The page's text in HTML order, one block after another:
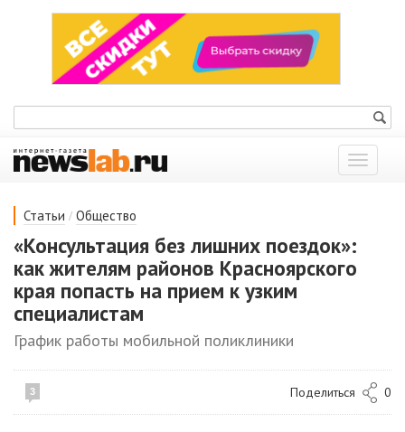
Показать
меню
Статьи / Общество
«Консультация без лишних поездок»:
как жителям районов Красноярского
края попасть на прием к узким
специалистам
График работы мобильной поликлиники
3 Поделиться 0